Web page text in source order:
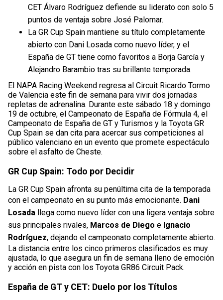
CET Álvaro Rodríguez defiende su liderato con solo 5
puntos de ventaja sobre José Palomar.
La GR Cup Spain mantiene su título completamente
abierto con Dani Losada como nuevo líder, y el
España de GT tiene como favoritos a Borja García y
Alejandro Barambio tras su brillante temporada.
El NAPA Racing Weekend regresa al Circuit Ricardo Tormo
de Valencia este fin de semana para vivir dos jornadas
repletas de adrenalina. Durante este sábado 18 y domingo
19 de octubre, el Campeonato de España de Fórmula 4, el
Campeonato de España de GT y Turismos y la Toyota GR
Cup Spain se dan cita para acercar sus competiciones al
público valenciano en un evento que promete espectáculo
sobre el asfalto de Cheste.
GR Cup Spain: Todo por Decidir
La GR Cup Spain afronta su penúltima cita de la temporada
con el campeonato en su punto más emocionante. Dani
Losada llega como nuevo líder con una ligera ventaja sobre
sus principales rivales, Marcos de Diego e Ignacio
Rodríguez, dejando el campeonato completamente abierto.
La distancia entre los cinco primeros clasificados es muy
ajustada, lo que asegura un fin de semana lleno de emoción
y acción en pista con los Toyota GR86 Circuit Pack.
España de GT y CET: Duelo por los Títulos